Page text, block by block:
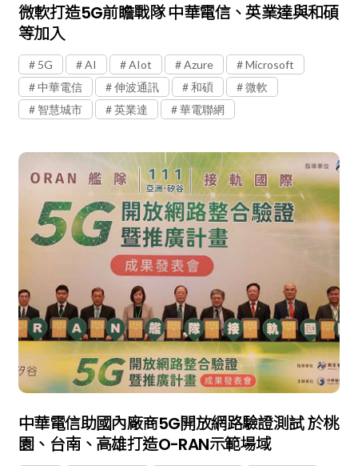
微軟打造5G前瞻戰隊 中華電信、英業達與和碩
等加入
5G AI AIot Azure
Microsoft
中華電信
伸波通訊 和碩
微軟
智慧城市
英業達 華電聯網
中華電信助國內廠商5G開放網路驗證測試 於桃
園、台南、高雄打造O-RAN示範場域